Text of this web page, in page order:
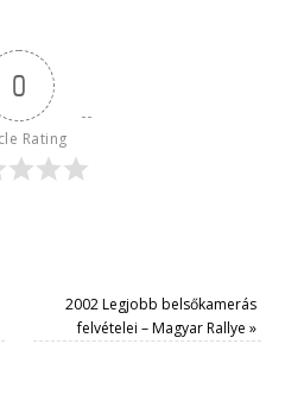
0
Rating
2002 Legjobb belsőkamerás
felvételei – Magyar Rallye »